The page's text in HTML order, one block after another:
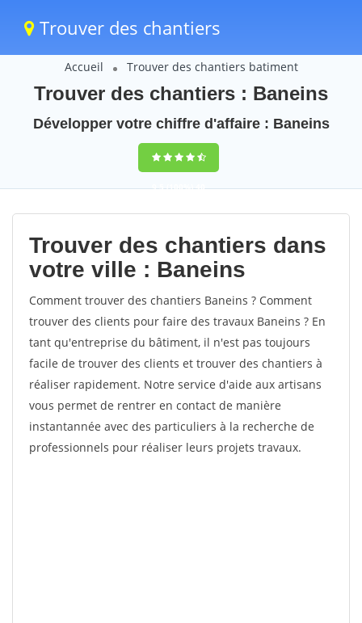
Trouver des chantiers
Accueil Trouver des chantiers batiment
Trouver des chantiers : Baneins
Développer votre chiffre d'affaire : Baneins
9,5(100%)40
votes
Trouver des chantiers dans
votre ville : Baneins
Comment trouver des chantiers Baneins ? Comment
trouver des clients pour faire des travaux Baneins ? En
tant qu'entreprise du bâtiment, il n'est pas toujours
facile de trouver des clients et trouver des chantiers à
réaliser rapidement. Notre service d'aide aux artisans
vous permet de rentrer en contact de manière
instantannée avec des particuliers à la recherche de
professionnels pour réaliser leurs projets travaux.